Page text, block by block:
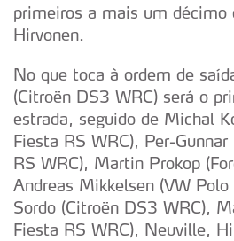
primeiros a mais um décimo
Hirvonen.
No que toca à ordem de
(Citroën DS3 WRC) será o
estrada, seguido de Michal
Fiesta RS WRC), Per-Gunnar
RS WRC), Martin Prokop
Andreas Mikkelsen (VW
Sordo (Citroën DS3 WRC),
Fiesta RS WRC), Neuville,